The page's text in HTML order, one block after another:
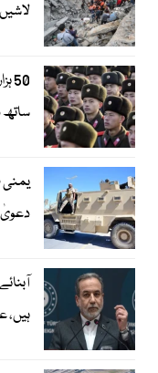
ساتھ
یمنی
دعویٰ
ہیں،